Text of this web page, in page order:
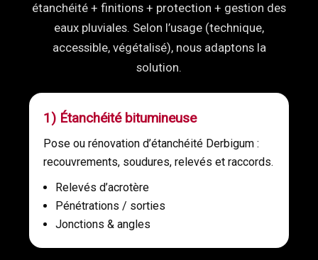
étanchéité + finitions + protection + gestion des
eaux pluviales. Selon l’usage (technique,
accessible, végétalisé), nous adaptons la
solution.
1) Étanchéité bitumineuse
Pose ou rénovation d’étanchéité Derbigum :
recouvrements, soudures, relevés et raccords.
Relevés d’acrotère
Pénétrations / sorties
Jonctions & angles